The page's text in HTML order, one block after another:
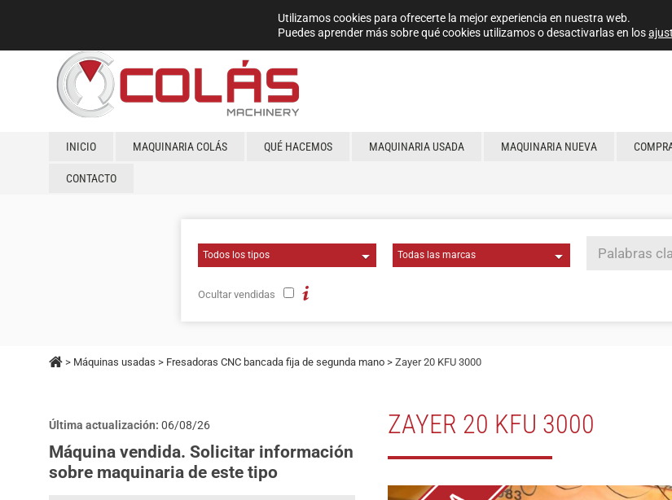
INICIO MAQUINARIA COLÁS QUÉ HACEMOS MAQUINARIA USADA MAQUINARIA NUEVA
CONTACTO
Ocultar vendidas
> Máquinas usadas > Fresadoras CNC bancada fija de segunda mano > Zayer 20 KFU 3000
ZAYER 20 KFU 3000
Última actualización: 06/08/26
Máquina vendida. Solicitar información
sobre maquinaria de este tipo
Utilizamos cookies para ofrecerte la mejor experiencia en nuestra web.
Puedes aprender más sobre qué cookies utilizamos o desactivarlas en los